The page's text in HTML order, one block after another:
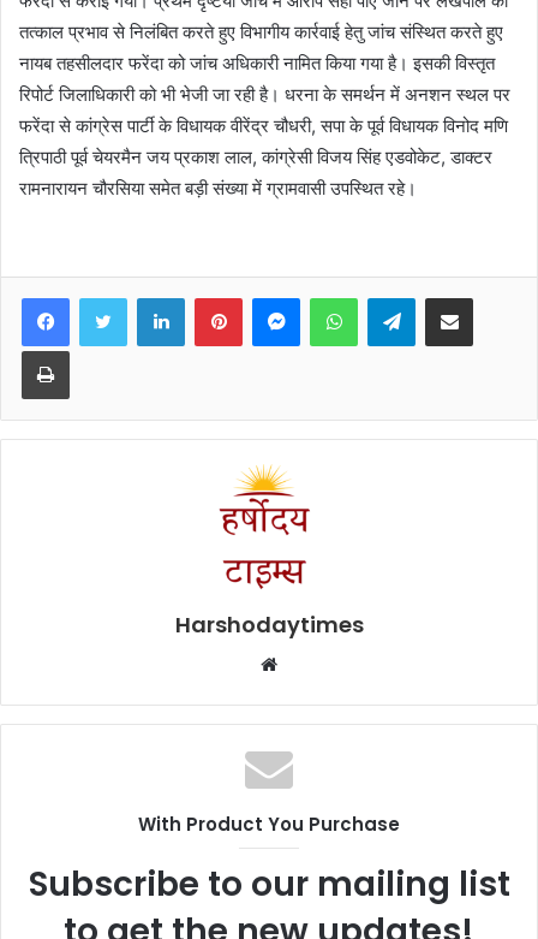
तत्काल प्रभाव से निलंबित करते हुए विभागीय कार्रवाई हेतु जांच संस्थित करते हुए
नायब तहसीलदार फरेंदा को जांच अधिकारी नामित किया गया है।‌ इसकी विस्तृत
रिपोर्ट जिलाधिकारी को भी भेजी जा रही है। धरना के समर्थन में अनशन स्थल पर
फरेंदा से कांग्रेस पार्टी के विधायक वीरेंद्र चौधरी, सपा के पूर्व विधायक विनोद मणि
त्रिपाठी पूर्व चेयरमैन जय प्रकाश लाल, कांग्रेसी विजय सिंह एडवोकेट, डाक्टर
रामनारायन चौरसिया समेत बड़ी संख्या में ग्रामवासी उपस्थित रहे।
FacebookTwitter LinkedInPinterestMessengerWhatsAppTelegramShare via Email
Print
Harshodaytimes
Website
With Product You Purchase
Subscribe to our mailing list